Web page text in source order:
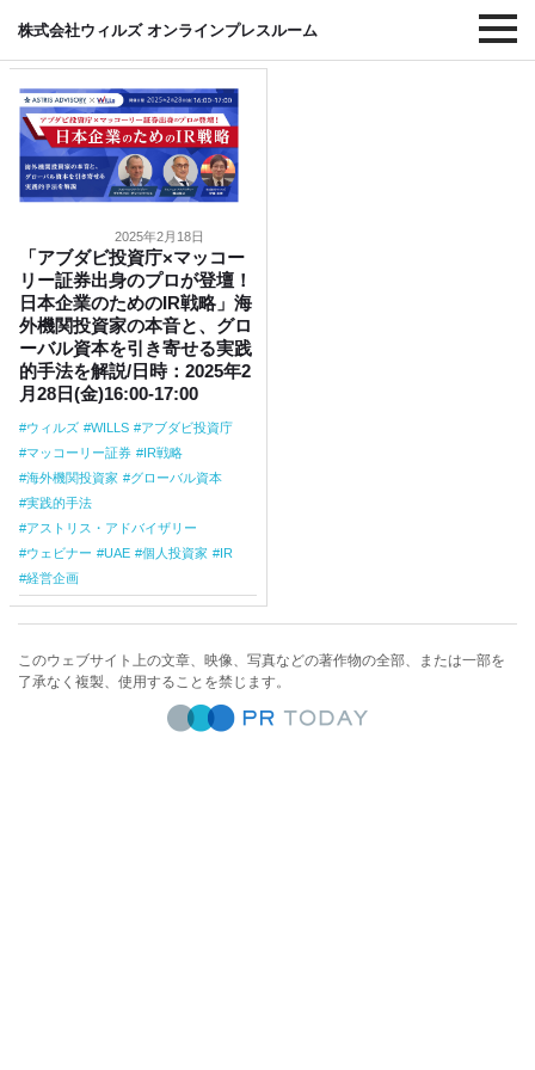
株式会社ウィルズ オンラインプレスルーム
#IR戦略
2025年2月18日
「アブダビ投資庁×マッコー
リー証券出身のプロが登壇！
日本企業のためのIR戦略」海
外機関投資家の本音と、グロ
ーバル資本を引き寄せる実践
的手法を解説/日時：2025年2
月28日(金)16:00-17:00
ウィルズ WILLS
アブダビ投資庁
マッコーリー証券
IR戦略
海外機関投資家
グローバル資本
実践的手法
アストリス・アドバイザリー
ウェビナー
UAE 個人投資家
IR
経営企画
このウェブサイト上の文章、映像、写真などの著作物の全部、または一部を
了承なく複製、使用することを禁じます。